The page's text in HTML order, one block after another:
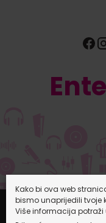
Entrio.hr
Kako bi ova web
bismo unaprijedili tvoje
Više informacija potraži